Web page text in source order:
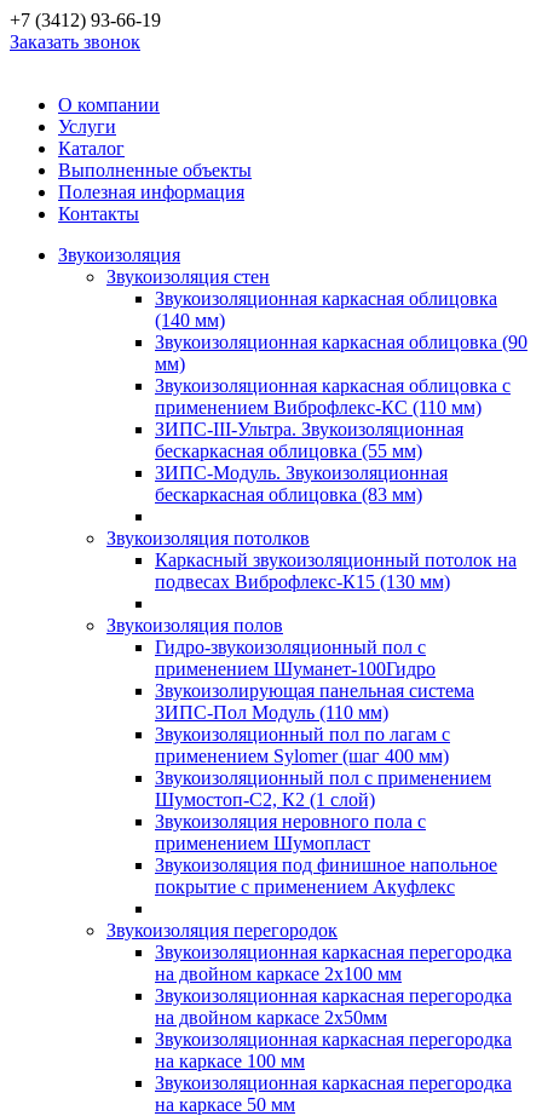
+7 (3412) 93-66-19
Заказать звонок
О компании
Услуги
Каталог
Выполненные объекты
Полезная информация
Контакты
Звукоизоляция
Звукоизоляция стен
Звукоизоляционная каркасная облицовка
(140 мм)
Звукоизоляционная каркасная облицовка (90
мм)
Звукоизоляционная каркасная облицовка с
применением Виброфлекс-КС (110 мм)
ЗИПС-III-Ультра. Звукоизоляционная
бескаркасная облицовка (55 мм)
ЗИПС-Модуль. Звукоизоляционная
бескаркасная облицовка (83 мм)
Звукоизоляция потолков
Каркасный звукоизоляционный потолок на
подвесах Виброфлекс-К15 (130 мм)
Звукоизоляция полов
Гидро-звукоизоляционный пол с
применением Шуманет-100Гидро
Звукоизолирующая панельная система
ЗИПС-Пол Модуль (110 мм)
Звукоизоляционный пол по лагам с
применением Sylomer (шаг 400 мм)
Звукоизоляционный пол с применением
Шумостоп-С2, К2 (1 слой)
Звукоизоляция неровного пола с
применением Шумопласт
Звукоизоляция под финишное напольное
покрытие с применением Акуфлекс
Звукоизоляция перегородок
Звукоизоляционная каркасная перегородка
на двойном каркасе 2х100 мм
Звукоизоляционная каркасная перегородка
на двойном каркасе 2х50мм
Звукоизоляционная каркасная перегородка
на каркасе 100 мм
Звукоизоляционная каркасная перегородка
на каркасе 50 мм